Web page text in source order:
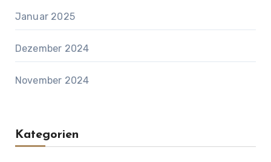
Januar 2025
Dezember 2024
November 2024
Kategorien